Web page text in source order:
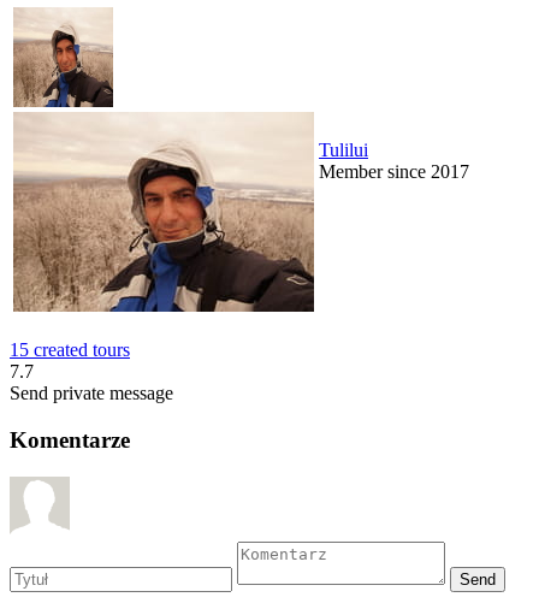
Tulilui
Member since 2017
15 created tours
7.7
Send private message
Komentarze